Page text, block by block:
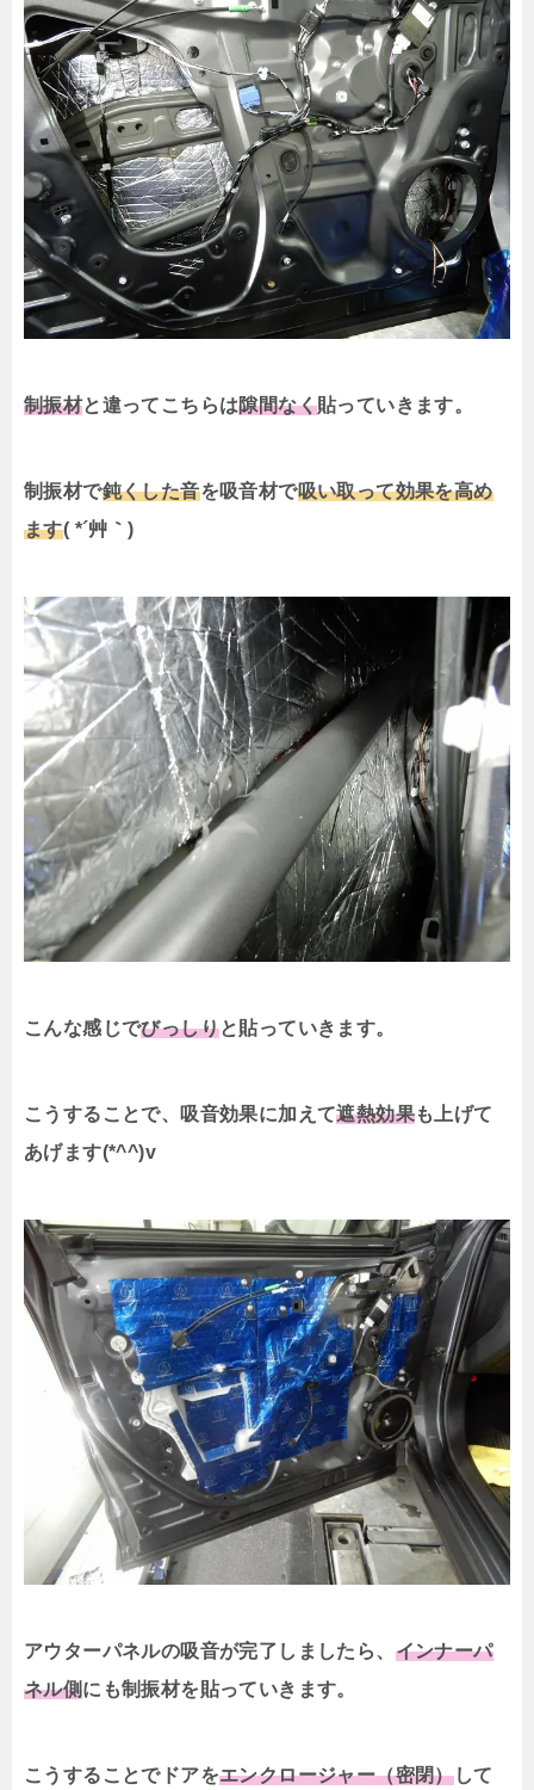
制振材と違ってこちらは隙間なく貼っていきます。
制振材で鈍くした音を吸音材で吸い取って効果を高め
ます( *´艸｀)
こんな感じでびっしりと貼っていきます。
こうすることで、吸音効果に加えて遮熱効果も上げて
あげます(*^^)v
アウターパネルの吸音が完了しましたら、 インナーパ
ネル側にも制振材を貼っていきます。
こうすることでドアをエンクロージャー（密閉）して